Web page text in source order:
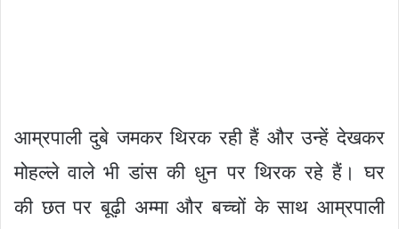
आम्रपाली दुबे जमकर थिरक रही हैं और उन्हें देखकर
मोहल्ले वाले भी डांस की धुन पर थिरक रहे हैं। घर
की छत पर बूढ़ी अम्मा और बच्चों के साथ आम्रपाली